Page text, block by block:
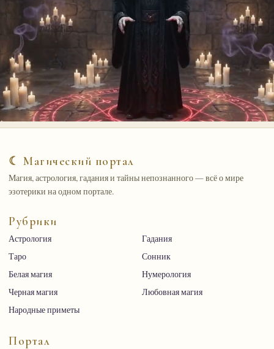
☾ Магический портал
Магия, астрология, гадания и тайны непознанного — всё о мире
эзотерики на одном портале.
Рубрики
Астрология
Гадания
Таро
Сонник
Белая магия
Нумерология
Черная магия
Любовная магия
Народные приметы
Портал